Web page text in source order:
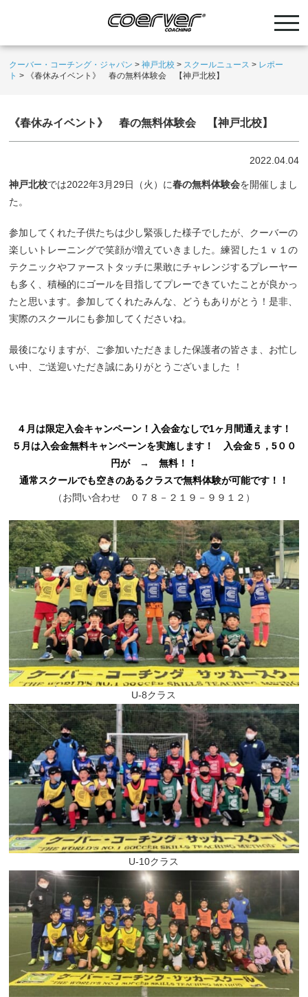
クーバー・コーチング・ジャパン >神戸北校 > スクールニュース > レポー
ト > 《春休みイベント》 春の無料体験会 【神戸北校】
《春休みイベント》 春の無料体験会 【神戸北校】
2022.04.04
神戸北校では2022年3月29日（火）に春の無料体験会を開催しまし
た。
参加してくれた子供たちは少し緊張した様子でしたが、クーバーの
楽しいトレーニングで笑顔が増えていきました。練習した１ｖ１の
テクニックやファーストタッチに果敢にチャレンジするプレーヤー
も多く、積極的にゴールを目指してプレーできていたことが良かっ
たと思います。参加してくれたみんな、どうもありがとう！是非、
実際のスクールにも参加してくださいね。
最後になりますが、ご参加いただきました保護者の皆さま、お忙し
い中、ご送迎いただき誠にありがとうございました ！
４月は限定入会キャンペーン！入会金なしで1ヶ月間通えます！
５月は入会金無料キャンペーンを実施します！ 入会金５，5００
円が → 無料！！
通常スクールでも空きのあるクラスで無料体験が可能です！！
（お問い合わせ ０７８－２１９－９９１２）
U-8クラス
U-10クラス